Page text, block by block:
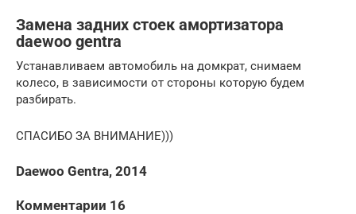
Замена задних стоек амортизатора
daewoo gentra
Устанавливаем автомобиль на домкрат, снимаем
колесо, в зависимости от стороны которую будем
разбирать.
СПАСИБО ЗА ВНИМАНИЕ)))
Daewoo Gentra, 2014
Комментарии 16